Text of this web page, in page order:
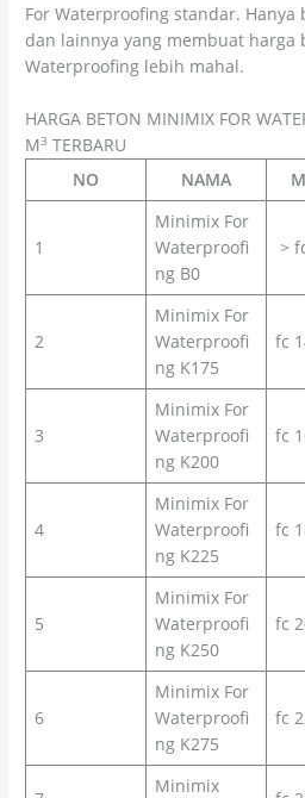
For Waterproofing standar.
dan lainnya yang membuat harga
Waterproofing lebih mahal.
HARGA BETON MINIMIX FOR
M3 TERBARU
NO
NAMA
1
Minimix For
Waterproofi
ng B0
>
2
Minimix For
Waterproofi
ng K175
fc
3
Minimix For
Waterproofi
ng K200
fc
4
Minimix For
Waterproofi
ng K225
fc
5
Minimix For
Waterproofi
ng K250
fc
6
Minimix For
Waterproofi
ng K275
fc
Minimix